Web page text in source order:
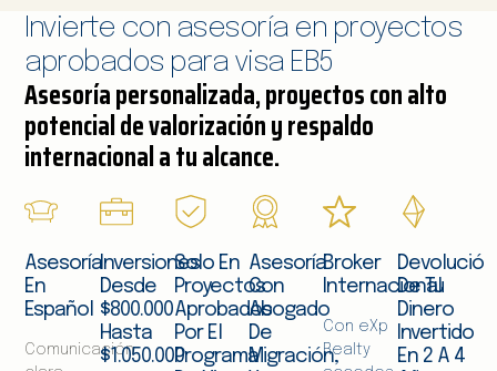
Invierte con asesoría en proyectos
aprobados para visa EB5
Asesoría personalizada, proyectos con alto
potencial de valorización y respaldo
internacional a tu alcance.
Asesoría
En
Español
Comunicación
Inversiones
Desde
$800.000
Hasta
$1.050.000
Solo En
Proyectos
Aprobados
Por El
Programa
Asesoría
Con
Abogado
De
Migración,
Broker
Internacional
Con eXp
Realty
Devolució
De Tu
Dinero
Invertido
En 2 A 4